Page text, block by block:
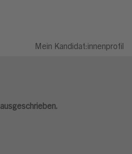
Mein Kandidat:innenprofil